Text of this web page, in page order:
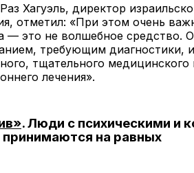
Хагуэль, директор
отметил: «При этом очень
— это не волшебное средство.
требующим диагностики,
тщательного
лечения».
. Люди с психическими и
принимаются на равных